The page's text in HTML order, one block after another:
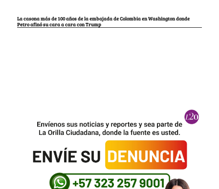
La casona más de 100 años de la embajada de Colombia en Washington donde
Petro afinó su cara a cara con Trump